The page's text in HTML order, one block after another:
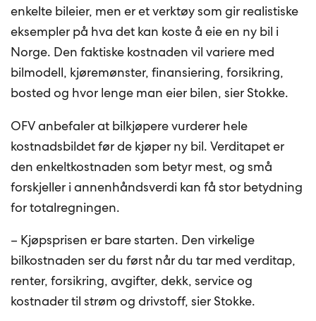
enkelte bileier, men er et verktøy som gir realistiske
eksempler på hva det kan koste å eie en ny bil i
Norge. Den faktiske kostnaden vil variere med
bilmodell, kjøremønster, finansiering, forsikring,
bosted og hvor lenge man eier bilen, sier Stokke.
OFV anbefaler at bilkjøpere vurderer hele
kostnadsbildet før de kjøper ny bil. Verditapet er
den enkeltkostnaden som betyr mest, og små
forskjeller i annenhåndsverdi kan få stor betydning
for totalregningen.
– Kjøpsprisen er bare starten. Den virkelige
bilkostnaden ser du først når du tar med verditap,
renter, forsikring, avgifter, dekk, service og
kostnader til strøm og drivstoff, sier Stokke.